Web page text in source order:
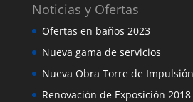
Noticias y Ofertas
Ofertas en baños 2023
Nueva gama de servicios
Nueva Obra Torre de Impulsión
Renovación de Exposición 2018